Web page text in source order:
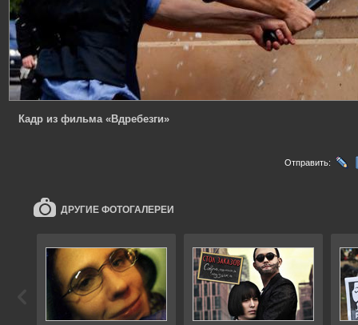
Кадр из фильма «Вдребезги»
Отправить:
ДРУГИЕ ФОТОГАЛЕРЕИ